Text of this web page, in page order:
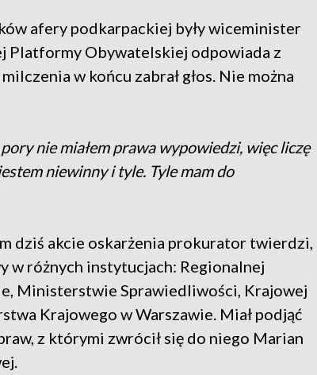
afery podkarpackiej były wiceminister
Platformy Obywatelskiej odpowiada z
w końcu zabrał głos. Nie można
nie miałem prawa wypowiedzi, więc liczę
niewinny i tyle. Tyle mam do
dziś akcie oskarżenia prokurator twierdzi,
w różnych instytucjach: Regionalnej
Ministerstwie Sprawiedliwości, Krajowej
Krajowego w Warszawie. Miał podjąć
z którymi zwrócił się do niego Marian